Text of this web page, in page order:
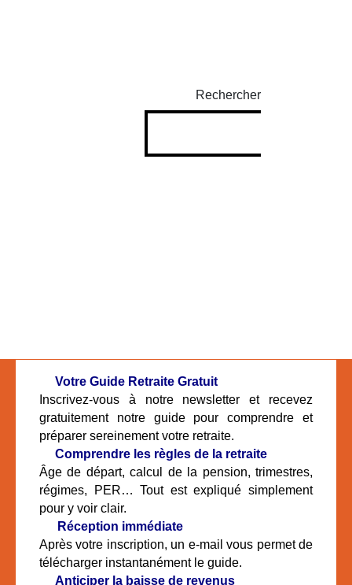
Rechercher
Votre Guide Retraite Gratuit
Inscrivez-vous à notre newsletter et recevez
gratuitement notre guide pour comprendre et
préparer sereinement votre retraite.
Comprendre les règles de la retraite
Âge de départ, calcul de la pension, trimestres,
régimes, PER… Tout est expliqué simplement
pour y voir clair.
Réception immédiate
Après votre inscription, un e-mail vous permet de
télécharger instantanément le guide.
Anticiper la baisse de revenus